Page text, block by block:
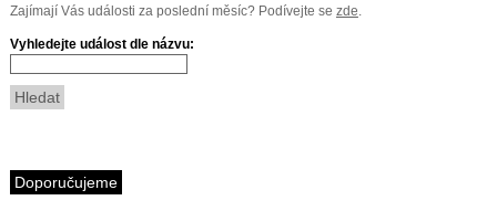
Zajímají Vás události za poslední měsíc? Podívejte se zde.
Vyhledejte událost dle názvu:
Doporučujeme